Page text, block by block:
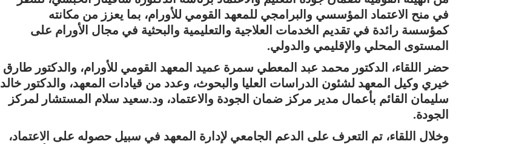
في منح الاعتماد المؤسسي والبرامجي للمعهد القومي للأورام، بما يعزز من مكانته
كمؤسسة رائدة في تقديم الخدمات العلاجية والتعليمية والبحثية في مجال الأورام على
المستوى المحلي والإقليمي والدولي.
حضر اللقاء، الدكتور محمد عبد المعطي سمرة عميد المعهد القومي للأورام، والدكتور طارق
خيري وكيل المعهد لشئون الدراسات العليا والبحوث، وعدد من قيادات المعهد، والدكتور خالد
سليمان القائم بأعمال مدير مركز ضمان الجودة والاعتماد، ود.سعيد سلام المستشار لمركز
الجودة.
وخلال اللقاء، تم التعرف على الدعم الجامعي لإدارة المعهد في سبيل حصوله على الاعتماد،